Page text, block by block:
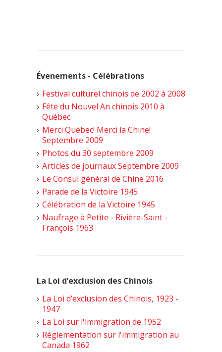
Évenements - Célébrations
Festival culturel chinois de 2002 à 2008
Fête du Nouvel An chinois 2010 à
Québec
Merci Québec! Merci la Chine!
Septembre 2009
Photos du 30 septembre 2009
Articles de journaux Septembre 2009
Le Consul général de Chine 2016
Parade de la Victoire 1945
Célébration de la Victoire 1945
Naufrage à Petite - Rivière-Saint -
François 1963
La Loi d’exclusion des Chinois
La Loi d’exclusion des Chinois, 1923 -
1947
La Loi sur l'immigration de 1952
Règlementation sur l'immigration au
Canada 1962